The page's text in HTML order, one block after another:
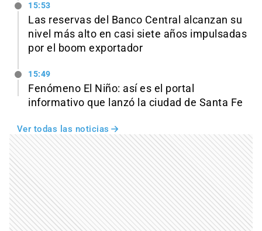
15:53
Las reservas del Banco Central alcanzan su
nivel más alto en casi siete años impulsadas
por el boom exportador
15:49
Fenómeno El Niño: así es el portal
informativo que lanzó la ciudad de Santa Fe
Ver todas las noticias